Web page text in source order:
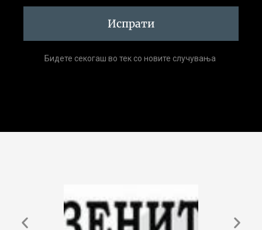
Испрати
Бидете секогаш во тек со новите случувања